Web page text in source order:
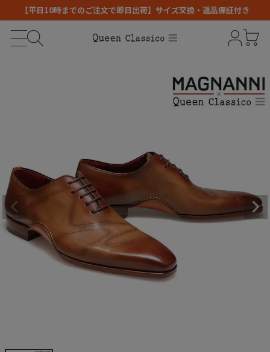
【平日10時までのご注文で即日出荷】サイズ交換・返品保証付き